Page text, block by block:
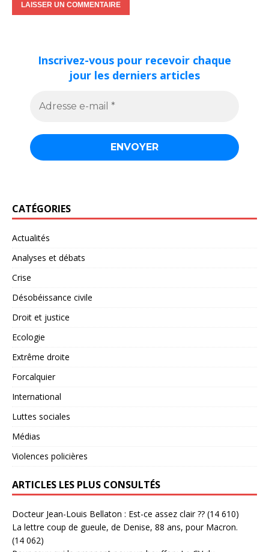
Inscrivez-vous pour recevoir chaque
jour les derniers articles
CATÉGORIES
Actualités
Analyses et débats
Crise
Désobéissance civile
Droit et justice
Ecologie
Extrême droite
Forcalquier
International
Luttes sociales
Médias
Violences policières
ARTICLES LES PLUS CONSULTÉS
Docteur Jean-Louis Bellaton : Est-ce assez clair ?? (14 610)
La lettre coup de gueule, de Denise, 88 ans, pour Macron.
(14 062)